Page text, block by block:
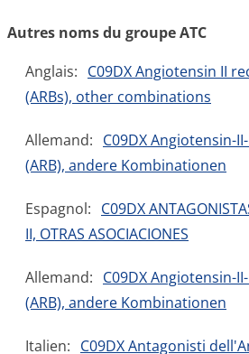
Autres noms du groupe ATC
Anglais: C09DX Angiotensin II
(ARBs), other combinations
Allemand: C09DX Angiotensin-
(ARB), andere Kombinationen
Espagnol: C09DX
II, OTRAS ASOCIACIONES
Allemand: C09DX Angiotensin-
(ARB), andere Kombinationen
Italien: C09DX Antagonisti